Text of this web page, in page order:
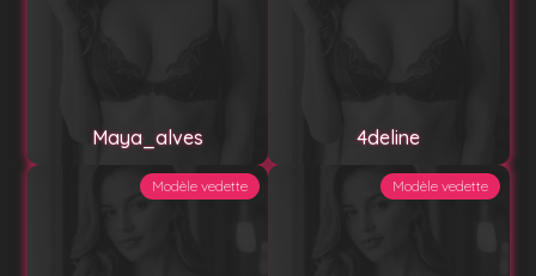
Maya_alves 4deline
Modèle vedette Modèle vedette